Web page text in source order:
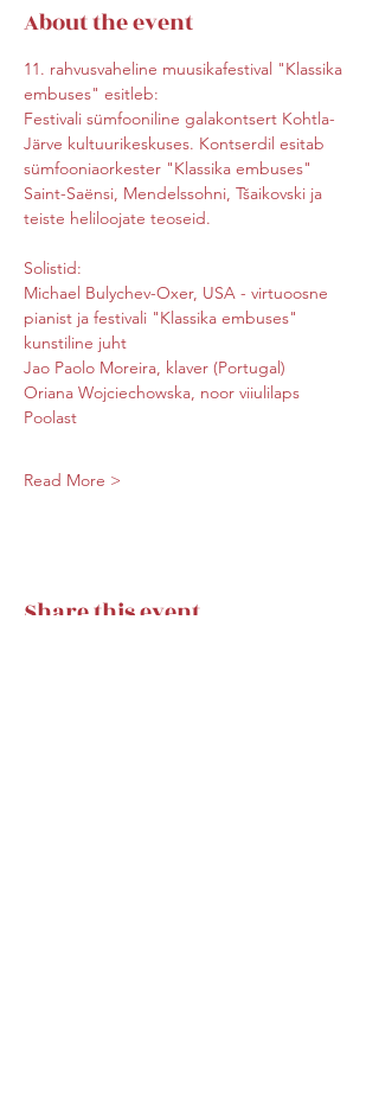
About the event
11. rahvusvaheline muusikafestival "Klassika
embuses" esitleb:
Festivali sümfooniline galakontsert Kohtla-
Järve kultuurikeskuses. Kontserdil esitab
sümfooniaorkester "Klassika embuses"
Saint-Saënsi, Mendelssohni, Tšaikovski ja
teiste heliloojate teoseid.
Solistid:
Michael Bulychev-Oxer, USA - virtuoosne
pianist ja festivali "Klassika embuses"
kunstiline juht
Jao Paolo Moreira, klaver (Portugal)
Oriana Wojciechowska, noor viiulilaps
Poolast
Read More >
Share this event